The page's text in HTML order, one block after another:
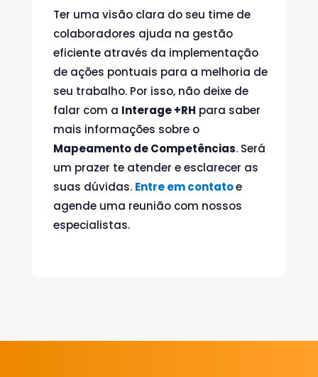
Ter uma visão clara do seu time de
colaboradores ajuda na gestão
eficiente através da implementação
de ações pontuais para a melhoria de
seu trabalho. Por isso, não deixe de
falar com a Interage +RH para saber
mais informações sobre o
Mapeamento de Competências. Será
um prazer te atender e esclarecer as
suas dúvidas. Entre em contatoe
agende uma reunião com nossos
especialistas.